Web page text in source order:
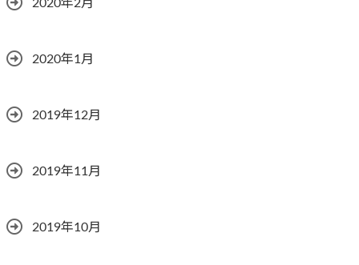
2020年2月
2020年1月
2019年12月
2019年11月
2019年10月